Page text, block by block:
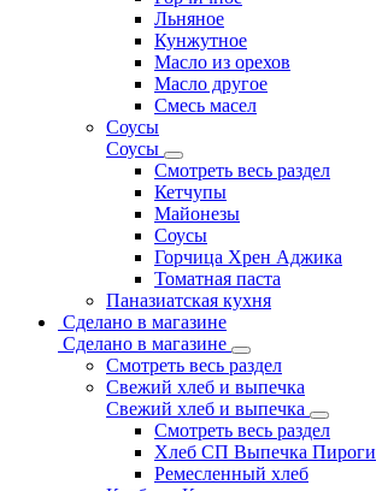
Льняное
Кунжутное
Масло из орехов
Масло другое
Смесь масел
Соусы
Соусы
Смотреть весь раздел
Кетчупы
Майонезы
Соусы
Горчица Хрен Аджика
Томатная паста
Паназиатская кухня
Сделано в магазине
Сделано в магазине
Смотреть весь раздел
Свежий хлеб и выпечка
Свежий хлеб и выпечка
Смотреть весь раздел
Хлеб СП Выпечка Пироги
Ремесленный хлеб